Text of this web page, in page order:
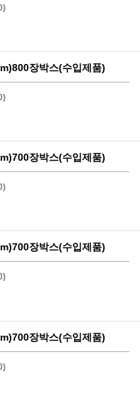
장박스(수입제품)
장박스(수입제품)
장박스(수입제품)
장박스(수입제품)